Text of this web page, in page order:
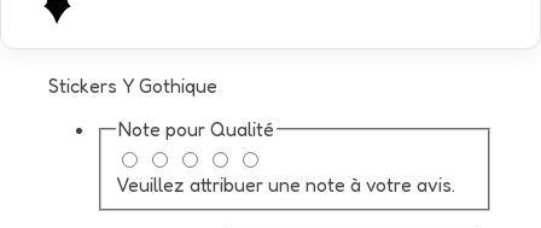
Stickers Y Gothique
Note pour Qualité
Veuillez attribuer une note à votre avis.